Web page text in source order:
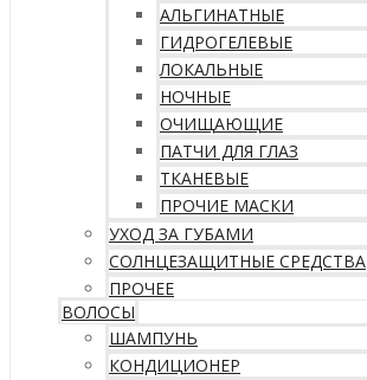
АЛЬГИНАТНЫЕ
ГИДРОГЕЛЕВЫЕ
ЛОКАЛЬНЫЕ
НОЧНЫЕ
ОЧИЩАЮЩИЕ
ПАТЧИ ДЛЯ ГЛАЗ
ТКАНЕВЫЕ
ПРОЧИЕ МАСКИ
УХОД ЗА ГУБАМИ
СОЛНЦЕЗАЩИТНЫЕ СРЕДСТВА
ПРОЧЕЕ
ВОЛОСЫ
ШАМПУНЬ
КОНДИЦИОНЕР